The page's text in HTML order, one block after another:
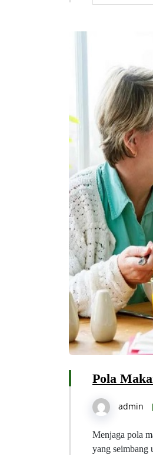
Pola
admin
Menjaga pola
yang seimbang